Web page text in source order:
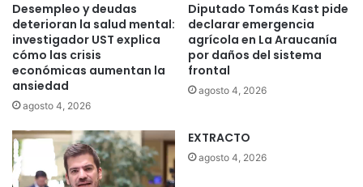
Desempleo y deudas
deterioran la salud mental:
investigador UST explica
cómo las crisis
económicas aumentan la
ansiedad
agosto 4, 2026
Diputado Tomás Kast pide
declarar emergencia
agrícola en La Araucanía
por daños del sistema
frontal
agosto 4, 2026
EXTRACTO
agosto 4, 2026